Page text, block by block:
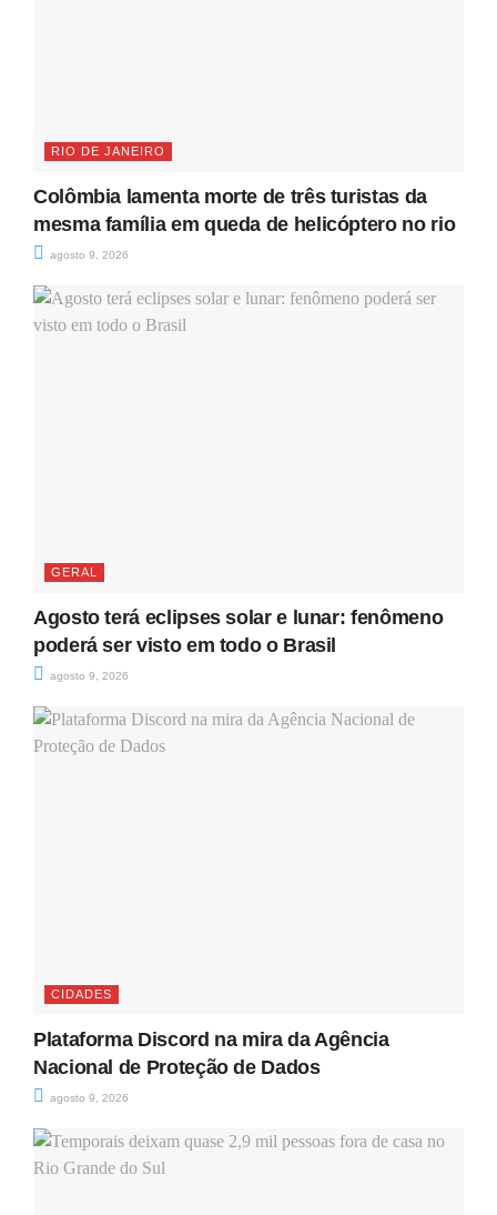
RIO DE JANEIRO
Colômbia lamenta morte de três turistas da
mesma família em queda de helicóptero no rio
agosto 9, 2026
GERAL
Agosto terá eclipses solar e lunar: fenômeno
poderá ser visto em todo o Brasil
agosto 9, 2026
CIDADES
Plataforma Discord na mira da Agência
Nacional de Proteção de Dados
agosto 9, 2026